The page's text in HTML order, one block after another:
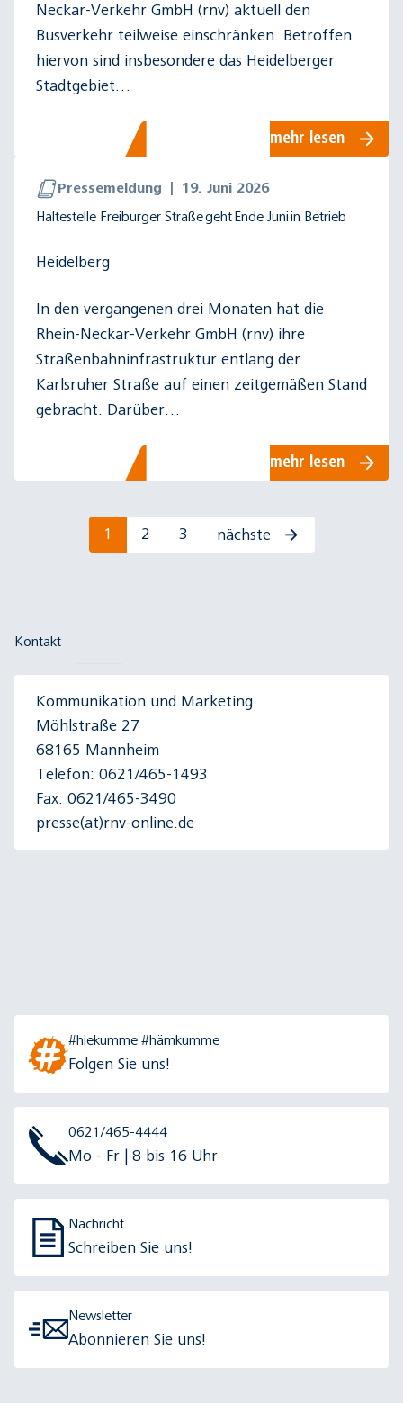
Neckar-Verkehr GmbH (rnv) aktuell den
Busverkehr teilweise einschränken. Betroffen
hiervon sind insbesondere das Heidelberger
Stadtgebiet…
mehr lesen
Pressemeldung
19. Juni 2026
Haltestelle Freiburger Straße geht Ende Juni in Betrieb
Heidelberg
In den vergangenen drei Monaten hat die
Rhein-Neckar-Verkehr GmbH (rnv) ihre
Straßenbahninfrastruktur entlang der
Karlsruher Straße auf einen zeitgemäßen Stand
gebracht. Darüber…
mehr lesen
1 2 3 nächste
Kontakt
Kommunikation und Marketing
Möhlstraße 27
68165 Mannheim
Telefon: 0621/465-1493
Fax: 0621/465-3490
presse(at)rnv-online.de
#hiekumme #hämkumme
Folgen Sie uns!
0621/465-4444
Mo - Fr | 8 bis 16 Uhr
Nachricht
Schreiben Sie uns!
Newsletter
Abonnieren Sie uns!